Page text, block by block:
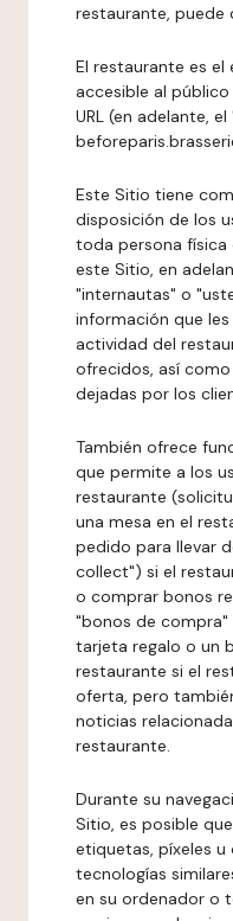
restaurante, puede
El restaurante es
accesible al
URL (en adelante, el
Este Sitio tiene
disposición de los
toda persona física
este Sitio, en
"internautas" o
información que
actividad del
ofrecidos, así
dejadas por los
También ofrece
que permite a los
restaurante
una mesa en el
pedido para llevar
collect") si el
o comprar bonos
"bonos de compra"
tarjeta regalo o un
restaurante si el
oferta, pero
noticias
restaurante.
Durante su
Sitio, es posible
etiquetas, píxeles
tecnologías
en su ordenador o